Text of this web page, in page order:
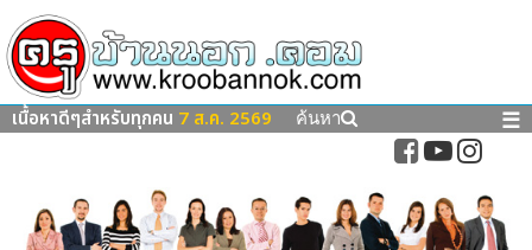
เนื้อหาดีๆสำหรับทุกคน 7 ส.ค. 2569 ค้นหา ☰